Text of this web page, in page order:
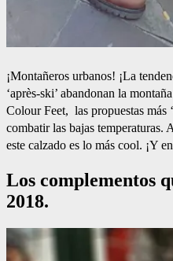
¡Montañeros urbanos! ¡La
‘après-ski’ abandonan la
Colour Feet, las propuestas más
combatir las bajas temperaturas.
este calzado es lo más cool. ¡Y en
Los complementos
2018.